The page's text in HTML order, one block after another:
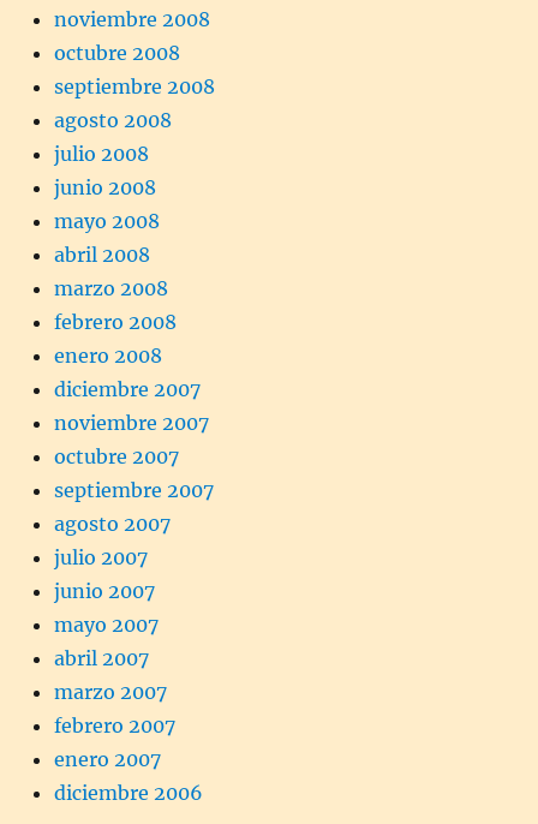
noviembre 2008
octubre 2008
septiembre 2008
agosto 2008
julio 2008
junio 2008
mayo 2008
abril 2008
marzo 2008
febrero 2008
enero 2008
diciembre 2007
noviembre 2007
octubre 2007
septiembre 2007
agosto 2007
julio 2007
junio 2007
mayo 2007
abril 2007
marzo 2007
febrero 2007
enero 2007
diciembre 2006